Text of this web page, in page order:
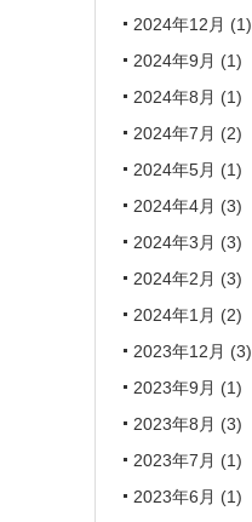
2024年12月 (1)
2024年9月 (1)
2024年8月 (1)
2024年7月 (2)
2024年5月 (1)
2024年4月 (3)
2024年3月 (3)
2024年2月 (3)
2024年1月 (2)
2023年12月 (3)
2023年9月 (1)
2023年8月 (3)
2023年7月 (1)
2023年6月 (1)